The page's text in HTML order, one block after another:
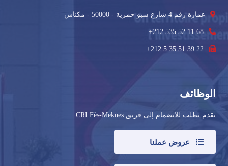
عمارة رقم 4 شارع سبو حمرية - 50000 - مكناس
+212 535 52 11 68
+212 5 35 51 39 22
الوظائف
تقدم بطلب للانضمام إلى فريق CRI Fès-Meknes
عروض عملنا